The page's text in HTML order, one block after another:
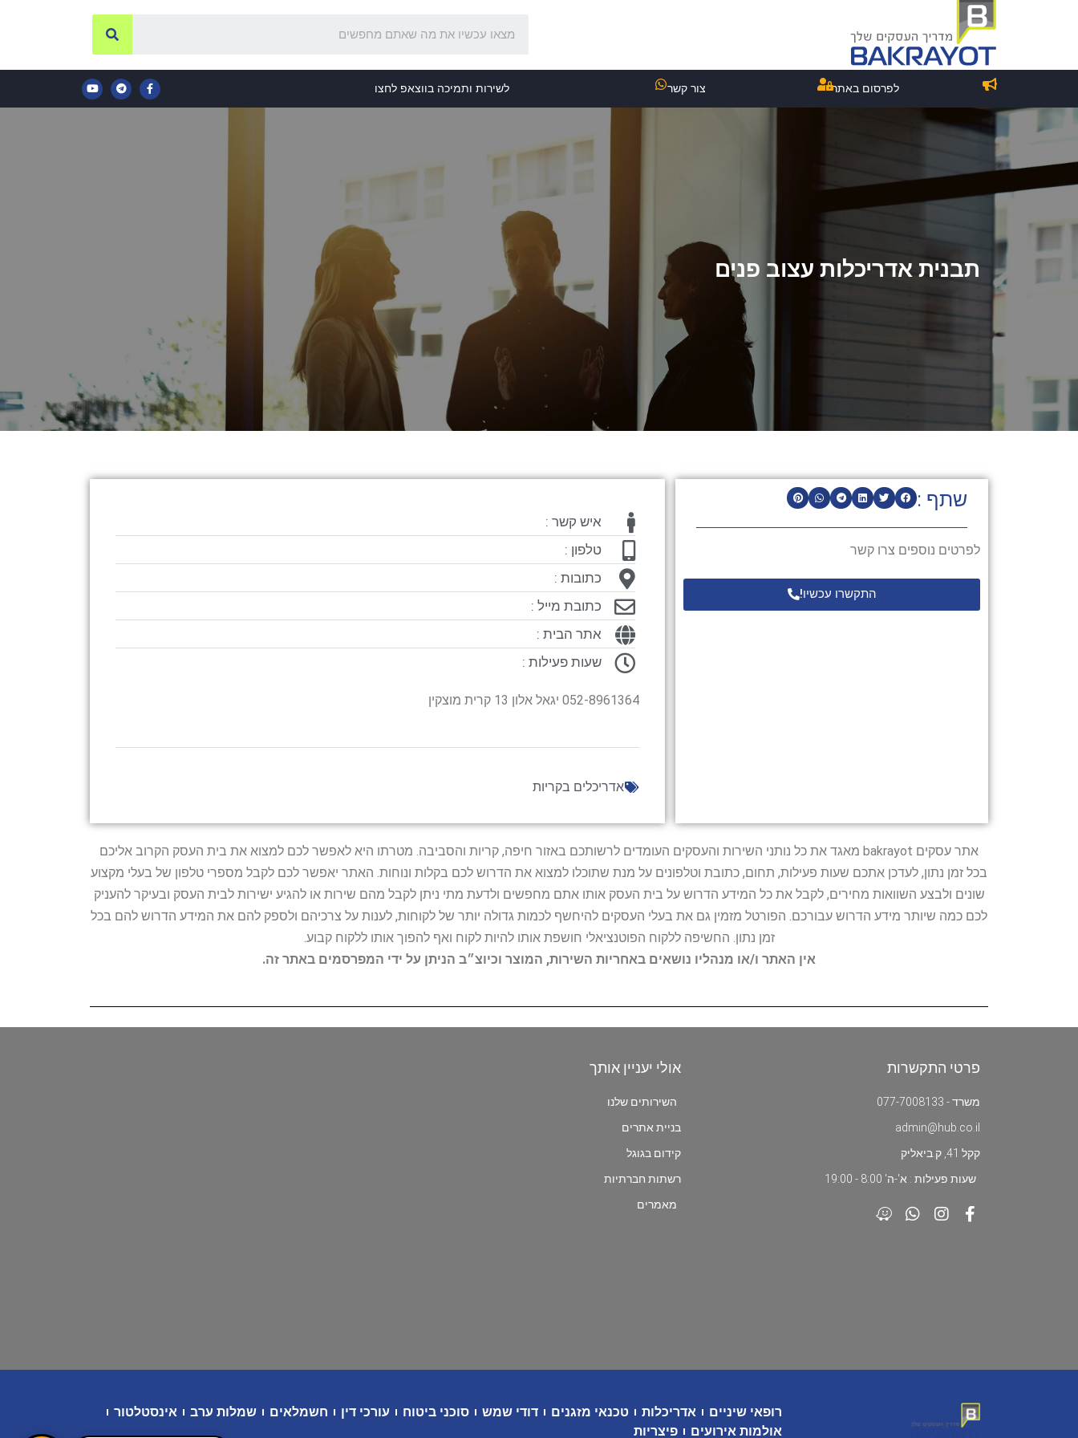
לפרסום באתר צור קשר לשירות ותמיכה בווצאפ לחצו
תבנית אדריכלות עצוב פנים
שתף :
לפרטים נוספים צרו קשר
התקשרו עכשיו!
איש קשר :
טלפון :
כתובות :
כתובת מייל :
אתר הבית :
שעות פעילות :
052-8961364 יגאל אלון 13 קרית מוצקין
אדריכלים בקריות
אתר עסקים bakrayot מאגד את כל נותני השירות והעסקים העומדים לרשותכם באזור חיפה, קריות והסביבה. מטרתו היא לאפשר לכם למצוא את בית העסק הקרוב אליכם
בכל זמן נתון, לעדכן אתכם שעות פעילות, תחום, כתובת וטלפונים על מנת שתוכלו למצוא את הדרוש לכם בקלות ונוחות. האתר יאפשר לכם לקבל מספרי טלפון של בעלי מקצוע
שונים ולבצע השוואות מחירים, לקבל את כל המידע הדרוש על בית העסק אותו אתם מחפשים ולדעת מתי ניתן לקבל מהם שירות או להגיע ישירות לבית העסק ובעיקר להעניק
לכם כמה שיותר מידע הדרוש עבורכם. הפורטל מזמין גם את בעלי העסקים להיחשף לכמות גדולה יותר של לקוחות, לענות על צרכיהם ולספק להם את המידע הדרוש להם בכל
זמן נתון. החשיפה ללקוח הפוטנציאלי חושפת אותו להיות לקוח ואף להפוך אותו ללקוח קבוע.
אין האתר ו/או מנהליו נושאים באחריות השירות, המוצר וכיוצ״ב הניתן על ידי המפרסמים באתר זה.
פרטי התקשרות
משרד - 077-7008133
admin@hub.co.il
קקל 41, ק.ביאליק
שעות פעילות : א'-ה' 8:00 - 19:00
אולי יעניין אותך
השירותים שלנו
בניית אתרים
קידום בגוגל
רשתות חברתיות
מאמרים
רופאי שיניים אדריכלות טכנאי מזגנים דודי שמש סוכני ביטוח עורכי דין חשמלאים שמלות ערב
אינסטלטור
אולמות אירועים
פיצריות